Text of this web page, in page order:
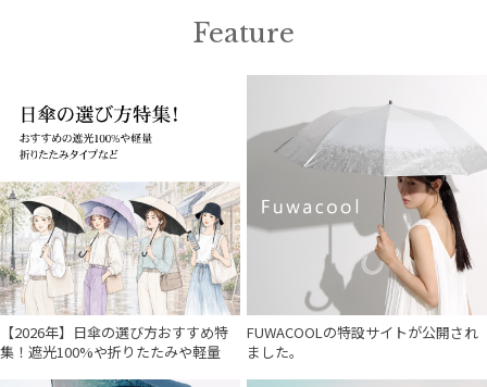
Feature
【2026年】日傘の選び方おすすめ特
集！遮光100%や折りたたみや軽量
FUWACOOLの特設サイトが公開され
ました。